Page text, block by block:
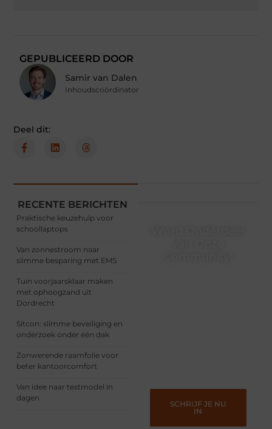
GEPUBLICEERD DOOR
Samir van Dalen
Inhoudscoördinator
Deel dit:
RECENTE BERICHTEN
Praktische keuzehulp voor
schoollaptops
Van zonnestroom naar
slimme besparing met EMS
Tuin voorjaarsklaar maken
met ophoogzand uit
Dordrecht
Sitcon: slimme beveiliging en
onderzoek onder één dak
Zonwerende raamfolie voor
beter kantoorcomfort
Van idee naar testmodel in
dagen
SCHRIJF JE NU
IN